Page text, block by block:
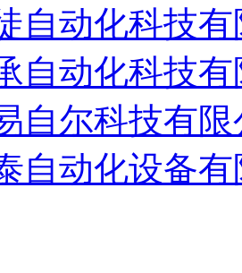
自动化科技
自动化科技
自尔科技有限
自动化设备